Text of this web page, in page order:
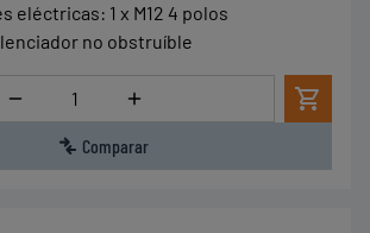
eléctricas: 1 x M12 4 polos
no obstruíble
Cantidad
Comparar